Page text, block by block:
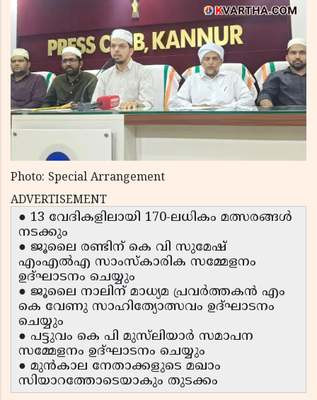
Photo: Special Arrangement
ADVERTISEMENT
● 13 വേദികളിലായി 170-ലധികം മത്സരങ്ങൾ
നടക്കും
● ജൂലൈ രണ്ടിന് കെ വി സുമേഷ്
എംഎൽഎ സാംസ്കാരിക സമ്മേളനം
ഉദ്ഘാടനം ചെയ്യും
● ജൂലൈ നാലിന് മാധ്യമ പ്രവർത്തകൻ എം
കെ വേണു സാഹിത്യോത്സവം ഉദ്ഘാടനം
ചെയ്യും
● പട്ടുവം കെ പി മുസ്‌ലിയാർ സമാപന
സമ്മേളനം ഉദ്ഘാടനം ചെയ്യും
● മുൻകാല നേതാക്കളുടെ മഖാം
സിയാറത്തോടെയാകും തുടക്കം